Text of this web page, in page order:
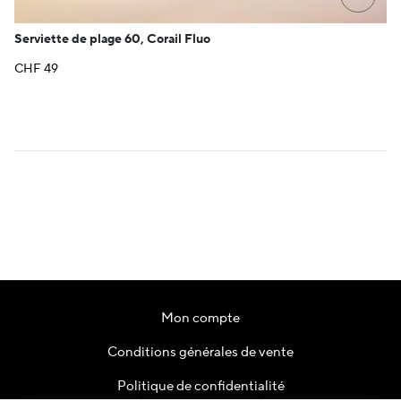
Serviette de plage 60, Corail Fluo
CHF49
Mon compte
Conditions générales de vente
Politique de confidentialité